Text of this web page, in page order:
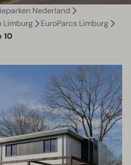
Nederland
Limburg
EuroParcs Limburg
10